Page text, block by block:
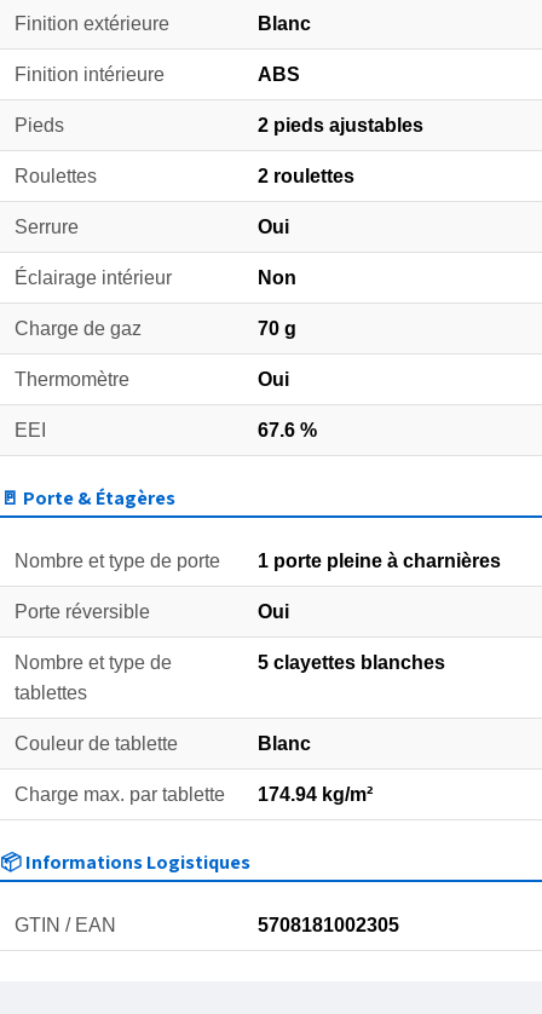
Finition extérieure Blanc
Finition intérieure ABS
Pieds 2 pieds ajustables
Roulettes 2 roulettes
Serrure Oui
Éclairage intérieur Non
Charge de gaz 70 g
Thermomètre Oui
EEI 67.6 %
🚪 Porte & Étagères
Nombre et type de porte 1 porte pleine à charnières
Porte réversible Oui
Nombre et type de
tablettes
5 clayettes blanches
Couleur de tablette Blanc
Charge max. par tablette 174.94 kg/m²
📦 Informations Logistiques
GTIN / EAN 5708181002305